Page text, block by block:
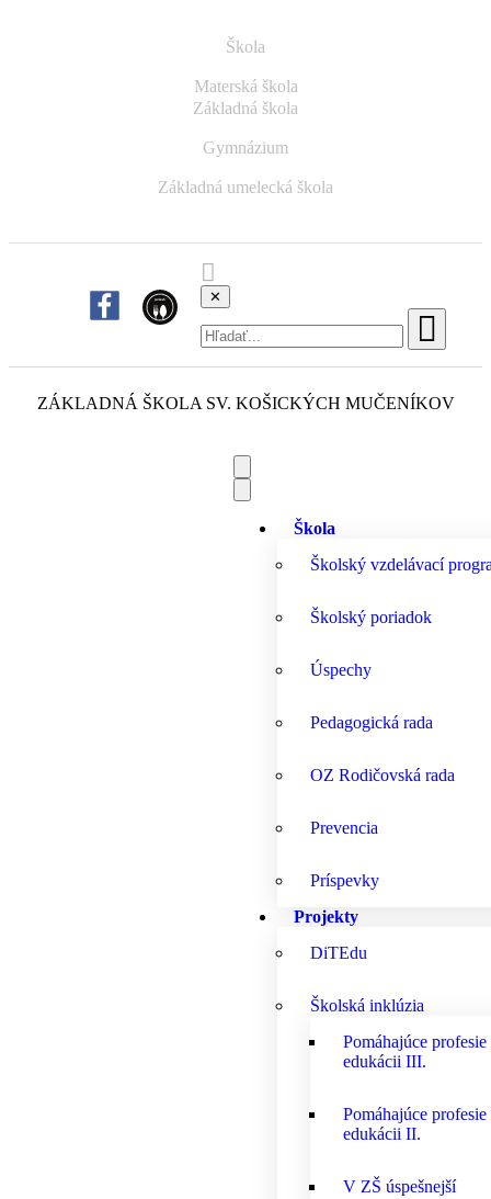
Škola
Materská škola
Základná škola
Gymnázium
Základná umelecká škola
✕
ZÁKLADNÁ ŠKOLA SV. KOŠICKÝCH MUČENÍKOV
Škola
Školský vzdelávací
Školský poriadok
Úspechy
Pedagogická rada
OZ Rodičovská rada
Prevencia
Príspevky
Projekty
DiTEdu
Školská inklúzia
Pomáhajúce profesie
edukácii III.
Pomáhajúce profesie
edukácii II.
V ZŠ úspešnejší